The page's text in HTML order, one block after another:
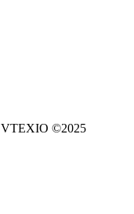
VTEXIO ©2025